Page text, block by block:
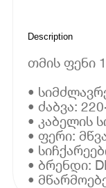
Description
თმის ფენი
•
• ძაბვა:
• კაბელის
• ფერი:
•
• ბრენდი:
•